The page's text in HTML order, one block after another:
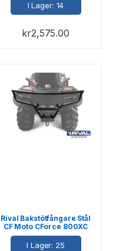
I Lager: 14
kr2,575.00
Rival Bakstötfångare Stål
CF Moto CForce 800XC
850 1000
I Lager: 25